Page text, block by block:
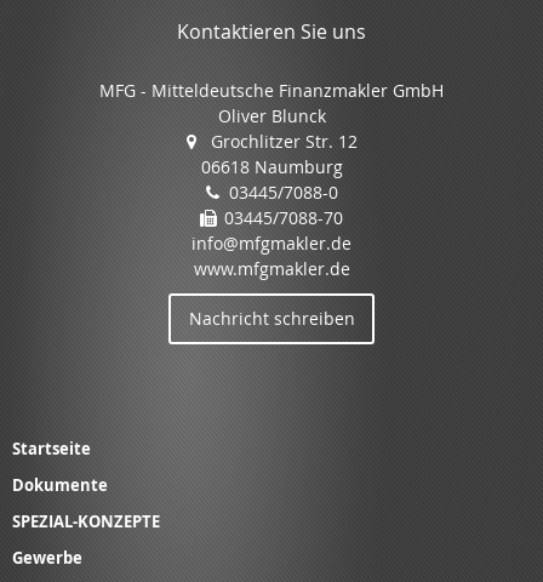
Kontaktieren Sie uns
MFG - Mitteldeutsche Finanzmakler GmbH
Oliver Blunck
Grochlitzer Str. 12
06618 Naumburg
03445/7088-0
03445/7088-70
info@mfgmakler.de
www.mfgmakler.de
Nachricht schreiben
Startseite
Dokumente
SPEZIAL-KONZEPTE
Gewerbe